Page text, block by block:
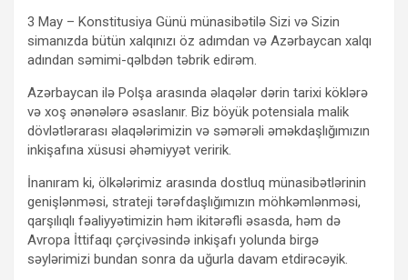
3 May – Konstitusiya Günü münasibətilə Sizi və Sizin
simanızda bütün xalqınızı öz adımdan və Azərbaycan xalqı
adından səmimi-qəlbdən təbrik edirəm.
Azərbaycan ilə Polşa arasında əlaqələr dərin tarixi köklərə
və xoş ənənələrə əsaslanır. Biz böyük potensiala malik
dövlətlərarası əlaqələrimizin və səmərəli əməkdaşlığımızın
inkişafına xüsusi əhəmiyyət veririk.
İnanıram ki, ölkələrimiz arasında dostluq münasibətlərinin
genişlənməsi, strateji tərəfdaşlığımızın möhkəmlənməsi,
qarşılıqlı fəaliyyətimizin həm ikitərəfli əsasda, həm də
Avropa İttifaqı çərçivəsində inkişafı yolunda birgə
səylərimizi bundan sonra da uğurla davam etdirəcəyik.